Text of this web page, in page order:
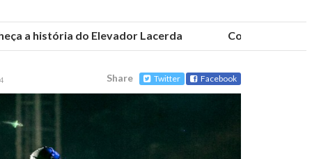
a história do Elevador Lacerda Conheça as
Share Twitter Facebook